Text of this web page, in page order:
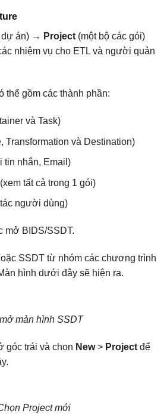
dự án) → Project (một bộ các gói)
nhiệm vụ cho ETL và người quản
thể gồm các thành phần:
và Task)
Transformation và Destination)
tin nhắn, Email)
tất cả trong 1 gói)
người dùng)
mở BIDS/SSDT.
SSDT từ nhóm các chương trình
hình dưới đây sẽ hiện ra.
màn hình SSDT
góc trái và chọn New> Project để
Project mới